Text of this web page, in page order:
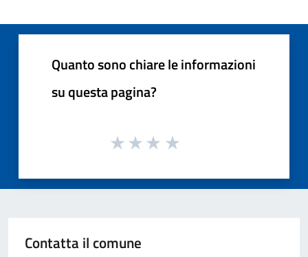
Quanto sono chiare le informazioni
su questa pagina?
Contatta il comune